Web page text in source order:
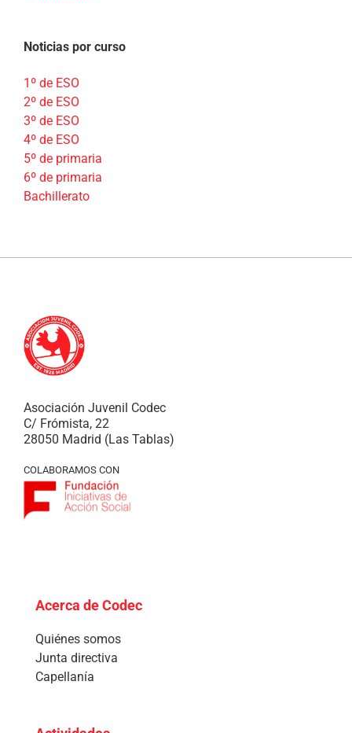
Noticias por curso
1º de ESO
2º de ESO
3º de ESO
4º de ESO
5º de primaria
6º de primaria
Bachillerato
Asociación Juvenil Codec
C/ Frómista, 22
28050 Madrid (Las Tablas)
COLABORAMOS CON
Acerca de Codec
Quiénes somos
Junta directiva
Capellanía